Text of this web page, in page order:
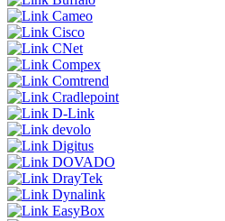
Cameo
Cisco
CNet
Compex
Comtrend
Cradlepoint
D-Link
devolo
Digitus
DOVADO
DrayTek
Dynalink
EasyBox